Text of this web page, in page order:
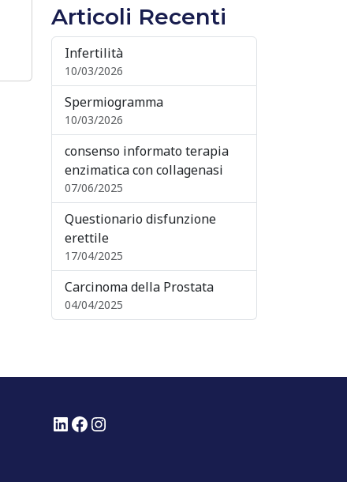
Articoli Recenti
Infertilità
10/03/2026
Spermiogramma
10/03/2026
consenso informato terapia
enzimatica con collagenasi
07/06/2025
Questionario disfunzione
erettile
17/04/2025
Carcinoma della Prostata
04/04/2025
LinkedIn Facebook Instagram